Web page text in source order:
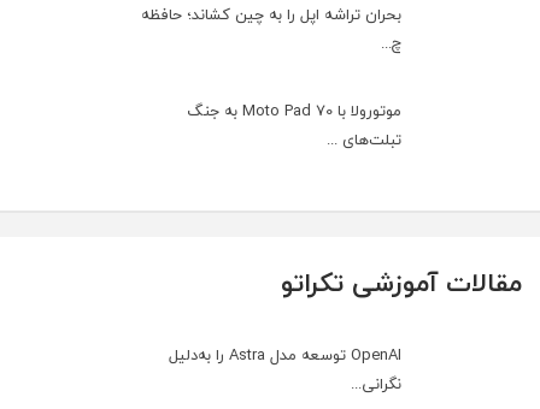
بحران تراشه اپل را به چین کشاند؛ حافظه
چ...
موتورولا با Moto Pad 70 به جنگ
تبلت‌های ...
مقالات آموزشی تکراتو
OpenAI توسعه مدل Astra را به‌دلیل
نگرانی...